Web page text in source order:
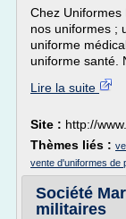
Chez Uniformes
nos uniformes ;
uniforme
uniforme santé.
Lire la suite
Site : http://
Thèmes liés :
vente d'uniformes de
Société
militaires